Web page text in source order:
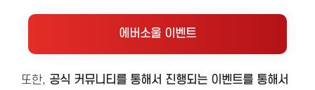
에버소울 이벤트
또한, 공식 커뮤니티를 통해서 진행되는 이벤트를 통해서